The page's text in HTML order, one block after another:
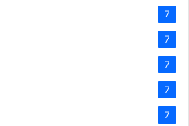
7
7
7
7
7